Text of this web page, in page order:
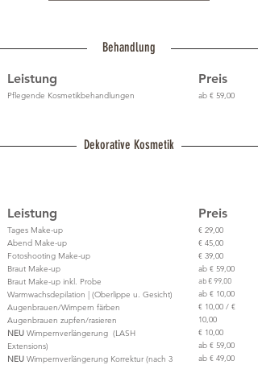
Behandlung
Leistung
Pflegende Kosmetikbehandlungen
Preis
ab € 59,00
Dekorative Kosmetik
Leistung
Tages Make-up
Abend Make-up
Fotoshooting Make-up
Braut Make-up
Braut Make-up inkl. Probe
Warmwachsdepilation | (Oberlippe u. Gesicht)
Augenbrauen/Wimpern färben
Augenbrauen zupfen/rasieren
NEU Wimpernverlängerung (LASH
Extensions)
NEU Wimpernverlängerung Korrektur (nach 3
Preis
€ 29,00
€ 45,00
€ 39,00
ab € 59,00
ab € 99,00
ab € 10,00
€ 10,00 / €
10,00
€ 10,00
ab € 59,00
ab € 49,00